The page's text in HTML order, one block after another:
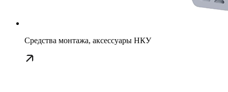
Средства монтажа, аксессуары НКУ